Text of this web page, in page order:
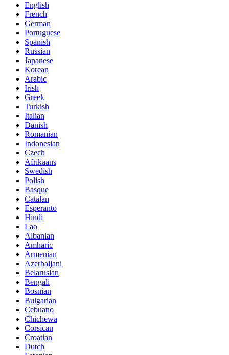
English
French
German
Portuguese
Spanish
Russian
Japanese
Korean
Arabic
Irish
Greek
Turkish
Italian
Danish
Romanian
Indonesian
Czech
Afrikaans
Swedish
Polish
Basque
Catalan
Esperanto
Hindi
Lao
Albanian
Amharic
Armenian
Azerbaijani
Belarusian
Bengali
Bosnian
Bulgarian
Cebuano
Chichewa
Corsican
Croatian
Dutch